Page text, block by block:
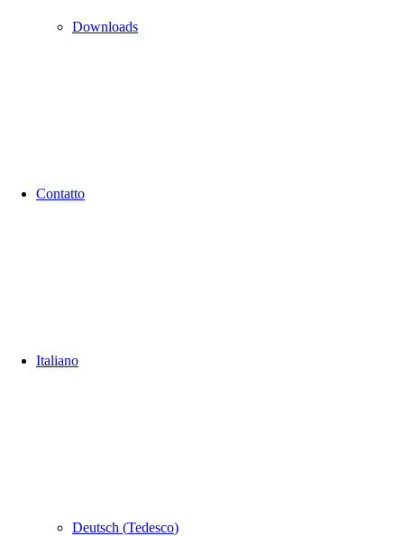
Downloads
Contatto
Italiano
Deutsch (Tedesco)